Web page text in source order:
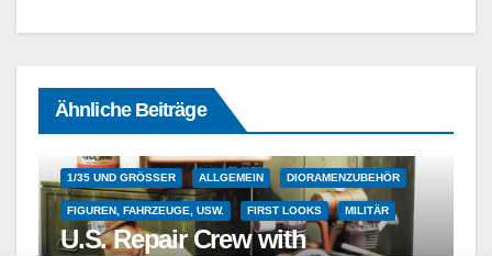
Ähnliche Beiträge
1/35 UND GRÖSSER ALLGEMEIN DIORAMENZUBEHÖR
FIGUREN, FAHRZEUGE, USW. FIRST LOOKS MILITÄR
U.S. Repair Crew with